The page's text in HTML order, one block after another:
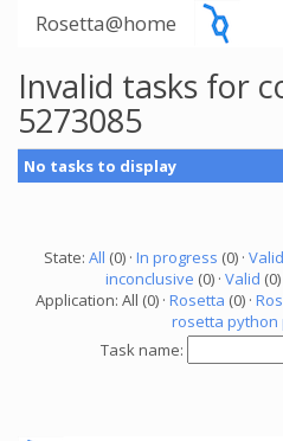
Rosetta@home
Invalid tasks for
5273085
No tasks to display
State: All (0) · In progress (0) ·
inconclusive (0) · Valid
Application: All (0) · Rosetta (0) ·
rosetta python
Task name: